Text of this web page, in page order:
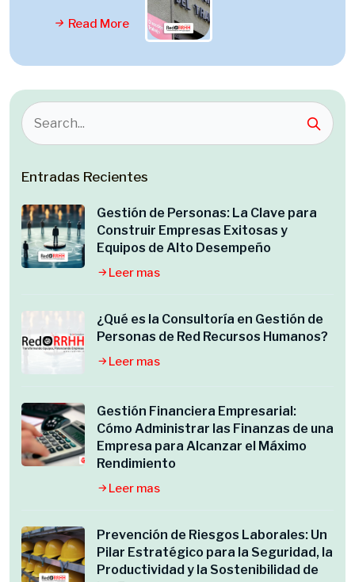
Read More
Entradas Recientes
Gestión de Personas: La Clave para
Construir Empresas Exitosas y
Equipos de Alto Desempeño
Leer mas
¿Qué es la Consultoría en Gestión de
Personas de Red Recursos Humanos?
Leer mas
Gestión Financiera Empresarial:
Cómo Administrar las Finanzas de una
Empresa para Alcanzar el Máximo
Rendimiento
Leer mas
Prevención de Riesgos Laborales: Un
Pilar Estratégico para la Seguridad, la
Productividad y la Sostenibilidad de